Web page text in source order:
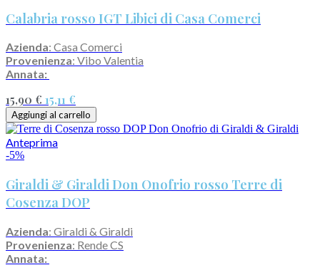
Calabria rosso IGT Libici di Casa Comerci
Azienda: Casa Comerci
Provenienza: Vibo Valentia
Annata:
15,90 € 15,11 €
Aggiungi al carrello
Anteprima
-5%
Giraldi & Giraldi Don Onofrio rosso Terre di
Cosenza DOP
Azienda: Giraldi & Giraldi
Provenienza: Rende CS
Annata: